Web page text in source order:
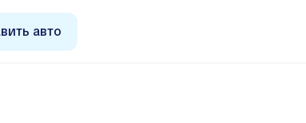
авто